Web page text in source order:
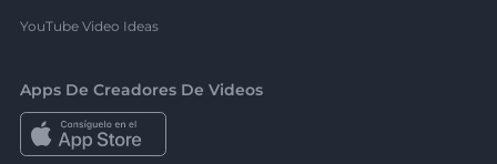
YouTube Video Ideas
Apps De Creadores De Videos